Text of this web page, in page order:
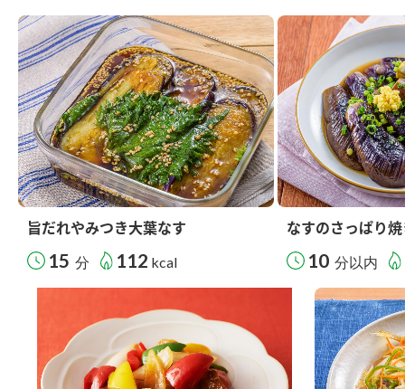
旨だれやみつき大葉なす
15 分 112 kcal
なすのさっぱり
10 分以内